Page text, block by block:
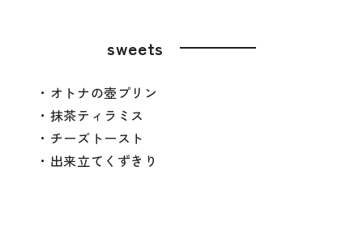
sweets
・オトナの壺プリン
・抹茶ティラミス
・チーズトースト
・出来立てくずきり